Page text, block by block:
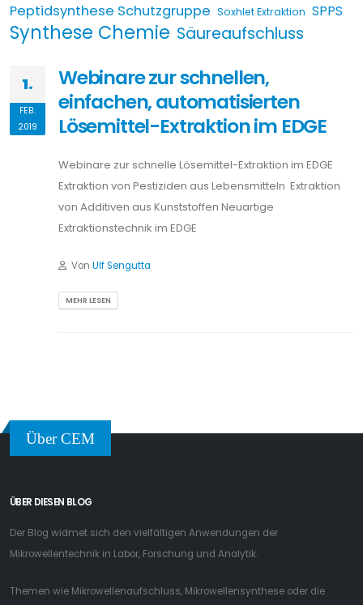
Peptidsynthese Schutzgruppe Soxhlet Extraktion SPPS
Synthese Chemie Säureaufschluss
1.
FEB.
2019
Webinare zur schnellen,
einfachen, automatisierten
Lösemittel-Extraktion im EDGE
Webinare zur schnelle Lösemittel-Extraktion im EDGE
Extraktion von Pestiziden aus Lebensmitteln Extraktion
von Additiven aus Kunststoffen Neuartige
Extraktionstechnik im EDGE
Von Ulf Sengutta
MEHR LESEN
Über CEM
ÜBER DIESEN BLOG
Der Blog widmet sich den vielfältigen Anwendungen der
Mikrowellentechnik in Labor, Forschung und Analytik.
Themen wie Mikrowellenaufschluss, Mikrowellensynthese oder die